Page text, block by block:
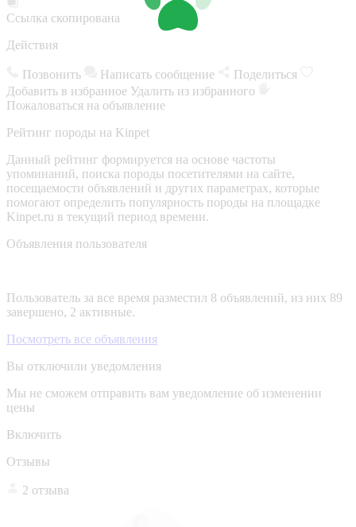
Ссылка скопирована
Действия
Позвонить Написать сообщение
Поделиться
Добавить в избранное Удалить из избранного
Пожаловаться на объявление
Рейтинг породы на Kinpet
Данный рейтинг формируется на основе частоты
упоминаний, поиска породы посетителями на сайте,
посещаемости объявлений и других параметрах, которые
помогают определить популярность породы на площадке
Kinpet.ru в текущий период времени.
Объявления пользователя
Пользователь за все время разместил 8 объявлений, из них 89
завершено, 2 активные.
Посмотреть все объявления
Вы отключили уведомления
Мы не сможем отправить вам уведомление об изменении
цены
Включить
Отзывы
2 отзыва